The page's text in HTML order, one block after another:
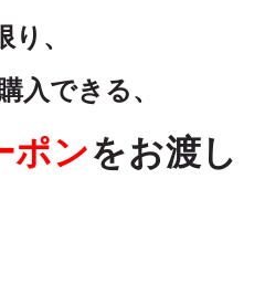
、
入できる、
ポンをお渡し